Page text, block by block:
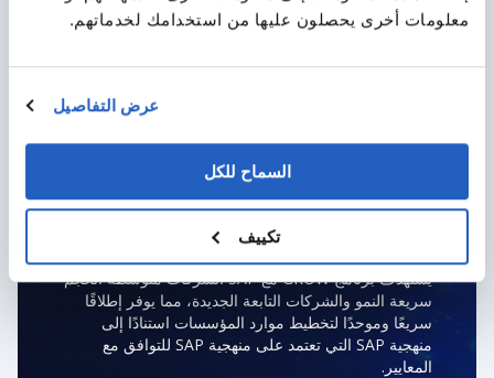
معلومات أخرى يحصلون عليها من استخدامك لخدماتهم.
عرض التفاصيل
السماح للكل
تكييف
GROW WITH SAP (GROW)
يستهدف برنامج GROW مع SAP الشركات متوسطة الحجم
سريعة النمو والشركات التابعة الجديدة، مما يوفر إطلاقًا
سريعًا وموحدًا لتخطيط موارد المؤسسات استنادًا إلى
منهجية SAP التي تعتمد على منهجية SAP للتوافق مع
المعايير.